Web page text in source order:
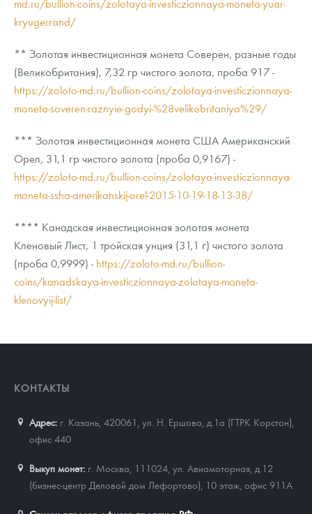
md.ru/bullion-coins/zolotaya-investiczionnaya-moneta-yuar-
kryugerrand/
** Золотая инвестиционная монета Соверен, разные годы
(Великобритания), 7,32 гр чистого золота, проба 917 -
https://zoloto-md.ru/bullion-coins/zolotaya-investiczionnaya-
moneta-soveren-raznyie-godyi-%28velikobritaniya%29/
*** Золотая инвестиционная монета США Американский
Орел, 31,1 гр чистого золота (проба 0,9167) -
https://zoloto-md.ru/bullion-coins/zolotaya-investiczionnaya-
moneta-ssha-amerikanskij-orel-2015-10-19-18-13-38/
**** Канадская инвестиционная золотая монета
Кленовый Лист, 1 тройская унция (31,1 г) чистого золота
(проба 0,9999) - https://zoloto-md.ru/bullion-
coins/kanadskaya-investiczionnaya-zolotaya-moneta-
klenovyij-list/
КОНТАКТЫ
Адрес: г. Казань, 420061 ул. Н. Ершова, д.1а (ГТРК Корстон),
офис 440
Выкуп монет: г. Москва, 111024, ул. Авиамоторная, д.12
(бизнес-центр Деловой дом Лефортово), 10 этаж, офис 911А